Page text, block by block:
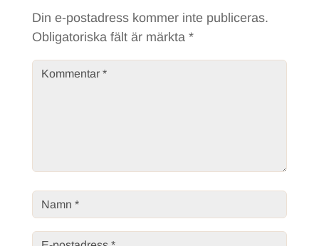
Din e-postadress kommer inte publiceras.
Obligatoriska fält är märkta *